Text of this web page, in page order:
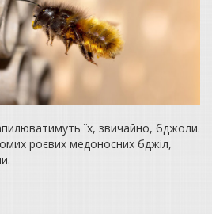
їх, звичайно, бджоли.
роєвих медоносних бджіл,